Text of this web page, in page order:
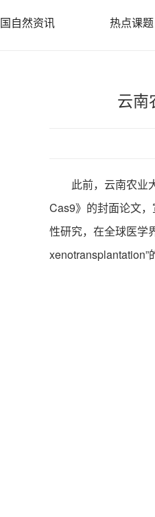
国自然资讯 热点课题
云南
此前，云南农业大
Cas9》的封面论文
性研究，在全球医学
xenotransplantation”